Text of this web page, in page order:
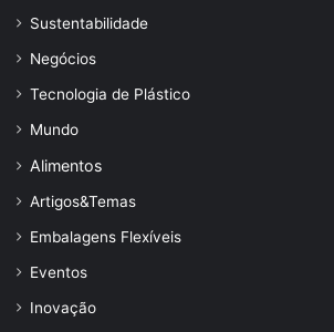
Sustentabilidade
Negócios
Tecnologia de Plástico
Mundo
Alimentos
Artigos&Temas
Embalagens Flexíveis
Eventos
Inovação